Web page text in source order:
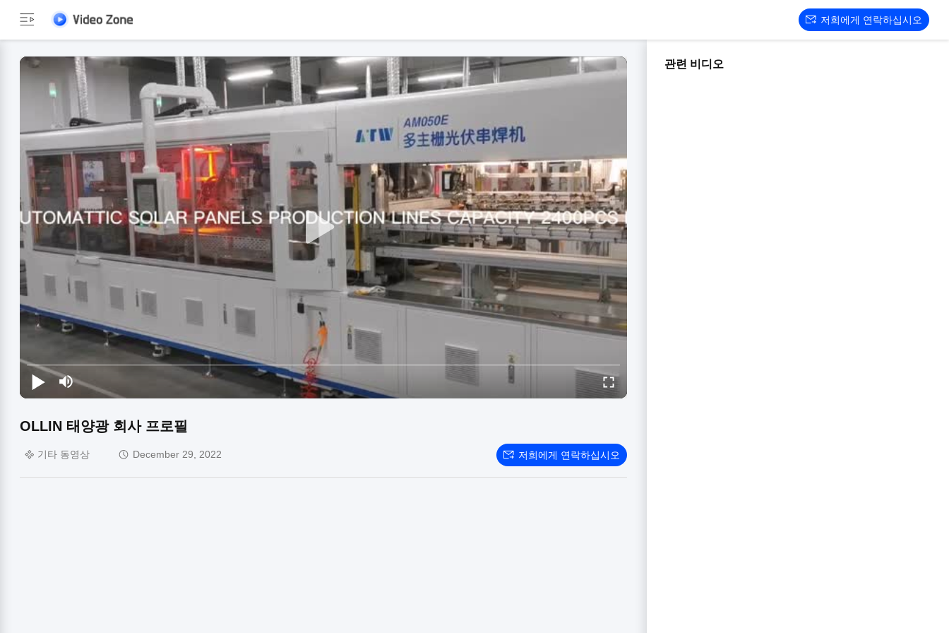
저희에게 연락하십시오
OLLIN 태양광 회사 프로필
기타 동영상 December 29, 2022 저희에게 연락하십시오
관련 비디오